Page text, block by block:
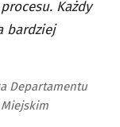
Każdy
bardziej
Departamentu